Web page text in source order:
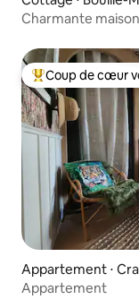
Charmante
Coups de cœur
Coup de cœur
Appartement ⋅
Appartement